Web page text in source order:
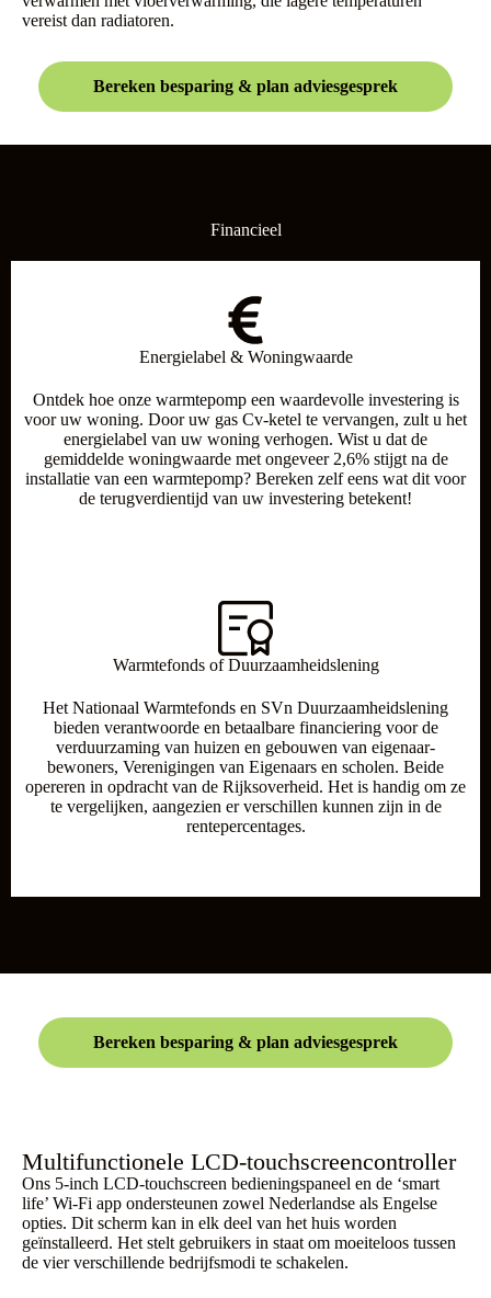
vereist dan radiatoren.
Bereken besparing & plan adviesgesprek
Financieel
Energielabel & Woningwaarde
Ontdek hoe onze warmtepomp een waardevolle investering is
voor uw woning. Door uw gas Cv-ketel te vervangen, zult u het
energielabel van uw woning verhogen. Wist u dat de
gemiddelde woningwaarde met ongeveer 2,6% stijgt na de
installatie van een warmtepomp? Bereken zelf eens wat dit voor
de terugverdientijd van uw investering betekent!
Warmtefonds of Duurzaamheidslening
Het Nationaal Warmtefonds en SVn Duurzaamheidslening
bieden verantwoorde en betaalbare financiering voor de
verduurzaming van huizen en gebouwen van eigenaar-
bewoners, Verenigingen van Eigenaars en scholen. Beide
opereren in opdracht van de Rijksoverheid. Het is handig om ze
te vergelijken, aangezien er verschillen kunnen zijn in de
rentepercentages.
Bereken besparing & plan adviesgesprek
Multifunctionele LCD-touchscreencontroller
Ons 5-inch LCD-touchscreen bedieningspaneel en de ‘smart
life’ Wi-Fi app ondersteunen zowel Nederlandse als Engelse
opties. Dit scherm kan in elk deel van het huis worden
geïnstalleerd. Het stelt gebruikers in staat om moeiteloos tussen
de vier verschillende bedrijfsmodi te schakelen.